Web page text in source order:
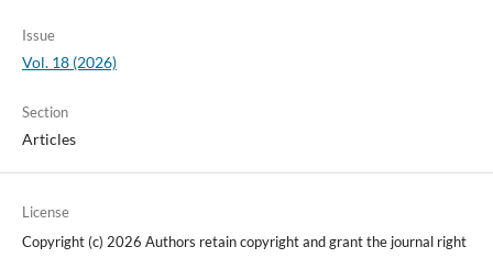
Issue
Vol. 18 (2026)
Section
Articles
License
Copyright (c) 2026 Authors retain copyright and grant the journal right